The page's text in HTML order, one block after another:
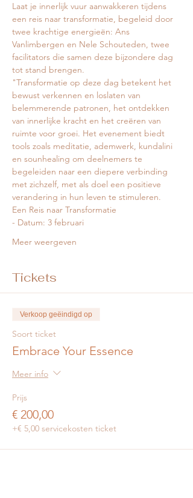
Laat je innerlijk vuur aanwakkeren tijdens
een reis naar transformatie, begeleid door
twee krachtige energieën: Ans
Vanlimbergen en Nele Schouteden, twee
facilitators die samen deze bijzondere dag
tot stand brengen.
"Transformatie op deze dag betekent het
bewust verkennen en loslaten van
belemmerende patronen, het ontdekken
van innerlijke kracht en het creëren van
ruimte voor groei. Het evenement biedt
tools zoals meditatie, ademwerk, kundalini
en sounhealing om deelnemers te
begeleiden naar een diepere verbinding
met zichzelf, met als doel een positieve
verandering in hun leven te stimuleren.
Een Reis naar Transformatie
- Datum: 3 februari
Meer weergeven
Tickets
Verkoop geëindigd op
Soort ticket
Embrace Your Essence
Meer info
Prijs
€ 200,00
+€ 5,00 servicekosten ticket